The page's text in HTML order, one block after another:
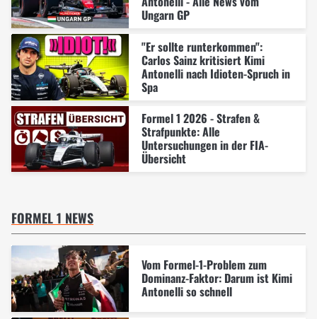
Ungarn GP
"Er sollte runterkommen":
Carlos Sainz kritisiert Kimi
Antonelli nach Idioten-Spruch in
Spa
Formel 1 2026 - Strafen &
Strafpunkte: Alle
Untersuchungen in der FIA-
Übersicht
FORMEL 1 NEWS
Vom Formel-1-Problem zum
Dominanz-Faktor: Darum ist Kimi
Antonelli so schnell